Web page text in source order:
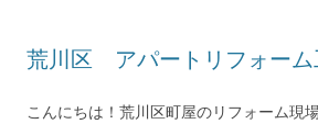
荒川区 アパートリフォー
こんにちは！荒川区町屋のリフォーム現